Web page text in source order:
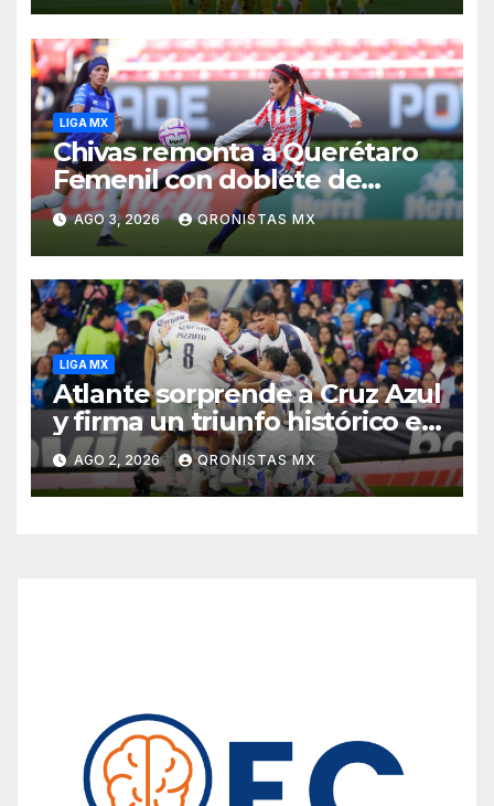
LIGA MX
Chivas remonta a Querétaro
Femenil con doblete de
Joseline Montoya en el
arranque del Apertura 2026
AGO 3, 2026 QRONISTAS MX
LIGA MX
Atlante sorprende a Cruz Azul
y firma un triunfo histórico en
Ciudad de México
AGO 2, 2026 QRONISTAS MX